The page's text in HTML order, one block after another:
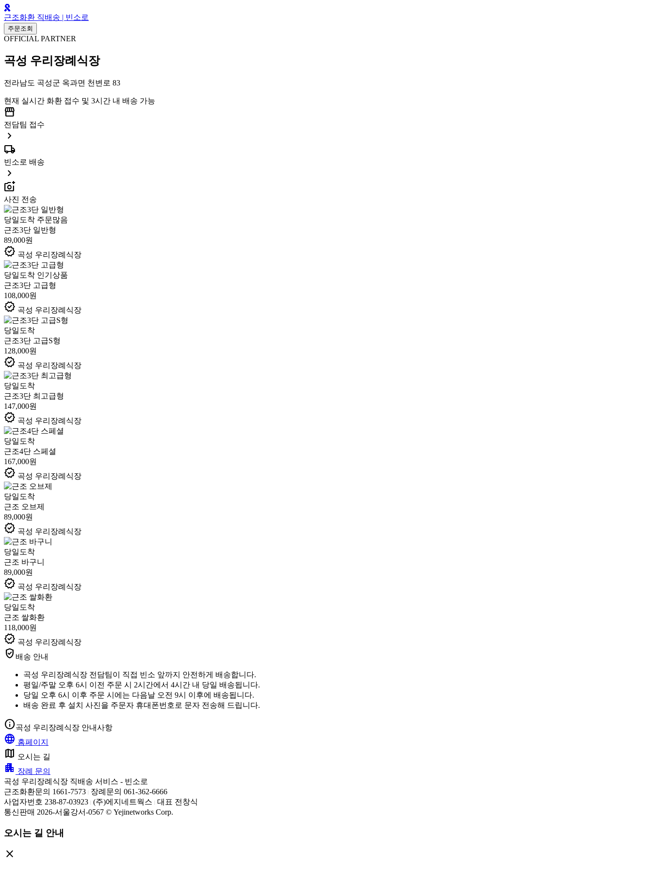
근조화환 직배송 | 빈소로
주문조회
OFFICIAL PARTNER
곡성 우리장례식장
전라남도 곡성군 옥과면 천변로 83
현재 실시간 화환 접수 및 3시간 내 배송 가능
storefront
전담팀 접수
chevron_right
local_shipping
빈소로 배송
chevron_right
add_a_photo
사진 전송
당일도착 주문많음
근조3단 일반형
89,000원
verified 곡성 우리장례식장
당일도착 인기상품
근조3단 고급형
108,000원
verified 곡성 우리장례식장
당일도착
근조3단 고급S형
128,000원
verified 곡성 우리장례식장
당일도착
근조3단 최고급형
147,000원
verified 곡성 우리장례식장
당일도착
근조4단 스페셜
167,000원
verified 곡성 우리장례식장
당일도착
근조 오브제
89,000원
verified 곡성 우리장례식장
당일도착
근조 바구니
89,000원
verified 곡성 우리장례식장
당일도착
근조 쌀화환
118,000원
verified 곡성 우리장례식장
verified_user 배송 안내
곡성 우리장례식장 전담팀이 직접 빈소 앞까지 안전하게 배송합니다.
평일/주말 오후 6시 이전 주문 시 2시간에서 4시간 내 당일 배송됩니다.
당일 오후 6시 이후 주문 시에는 다음날 오전 9시 이후에 배송됩니다.
배송 완료 후 설치 사진을 주문자 휴대폰번호로 문자 전송해 드립니다.
info곡성 우리장례식장 안내사항
language 홈페이지
map 오시는 길
apartment 장례 문의
곡성 우리장례식장 직배송 서비스 - 빈소로
근조화환문의 1661-7573
장례문의 061-362-6666
사업자번호 238-87-03923 (주)에지네트웍스
대표 전창식
통신판매 2026-서울강서-0567 © Yejinetworks Corp.
오시는 길 안내
close